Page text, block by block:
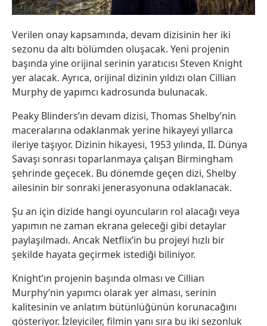
Verilen onay kapsamında, devam dizisinin her iki
sezonu da altı bölümden oluşacak. Yeni projenin
başında yine orijinal serinin yaratıcısı Steven Knight
yer alacak. Ayrıca, orijinal dizinin yıldızı olan Cillian
Murphy de yapımcı kadrosunda bulunacak.
Peaky Blinders’ın devam dizisi, Thomas Shelby’nin
maceralarına odaklanmak yerine hikayeyi yıllarca
ileriye taşıyor. Dizinin hikayesi, 1953 yılında, II. Dünya
Savaşı sonrası toparlanmaya çalışan Birmingham
şehrinde geçecek. Bu dönemde geçen dizi, Shelby
ailesinin bir sonraki jenerasyonuna odaklanacak.
Şu an için dizide hangi oyuncuların rol alacağı veya
yapımın ne zaman ekrana geleceği gibi detaylar
paylaşılmadı. Ancak Netflix’in bu projeyi hızlı bir
şekilde hayata geçirmek istediği biliniyor.
Knight’ın projenin başında olması ve Cillian
Murphy’nin yapımcı olarak yer alması, serinin
kalitesinin ve anlatım bütünlüğünün korunacağını
gösteriyor. İzleyiciler, filmin yanı sıra bu iki sezonluk